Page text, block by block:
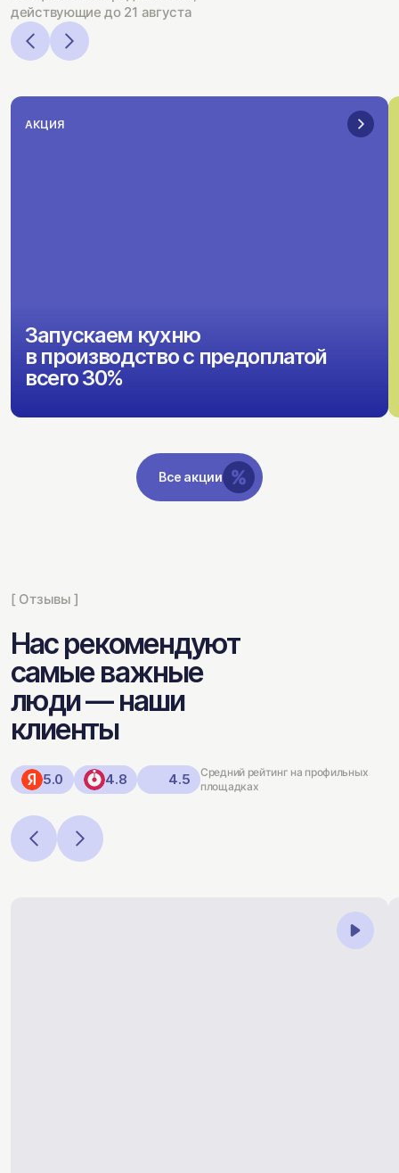
действующие до 21 августа
АКЦИЯ
Запускаем кухню
в производство с предоплатой
всего 30%
Все акции
[ Отзывы ]
Нас рекомендуют
самые важные
люди — наши
клиенты
5.0 4.8 4.5
Средний рейтинг на профильных
площадках